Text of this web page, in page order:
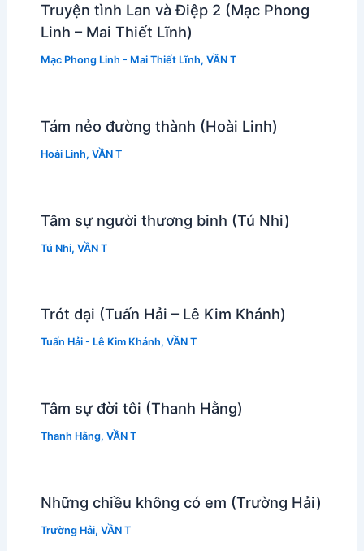
Truyện tình Lan và Điệp 2 (Mạc Phong
Linh – Mai Thiết Lĩnh)
Mạc Phong Linh - Mai Thiết Lĩnh, VẦN T
Tám nẻo đường thành (Hoài Linh)
Hoài Linh, VẦN T
Tâm sự người thương binh (Tú Nhi)
Tú Nhi, VẦN T
Trót dại (Tuấn Hải – Lê Kim Khánh)
Tuấn Hải - Lê Kim Khánh, VẦN T
Tâm sự đời tôi (Thanh Hằng)
Thanh Hằng, VẦN T
Những chiều không có em (Trường Hải)
Trường Hải, VẦN T